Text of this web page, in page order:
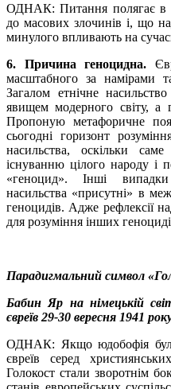
ОДНАК: Питання полягає в
до масових злочинів і, що
минулого впливають на
6. Причина геноцидна.
масштабного за намірами
Загалом етнічне
явищем модерного світу, а
Пропоную метафоричне
сьогодні горизонт
насильства, оскільки
існуванню цілого народу і
«геноцид». Інші
насильства «присутні» в
геноцидів. Адже рефлексії
для розуміння інших
Парадигмальний символ
Бабин Яр на німецькій
євреїв 29-30 вересня 1941
ОДНАК: Якщо юдобофія
євреїв серед
Голокост стали зворотнім